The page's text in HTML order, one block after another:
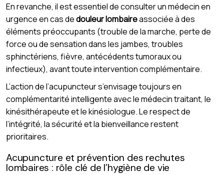
En revanche, il est essentiel de consulter un médecin en
urgence en cas dedouleur lombaireassociée à des
éléments préoccupants (trouble de la marche, perte de
force ou de sensation dans les jambes, troubles
sphinctériens, fièvre, antécédents tumoraux ou
infectieux), avant toute intervention complémentaire.
L’action de l’acupuncteur s’envisage toujours en
complémentarité intelligente avec le médecin traitant, le
kinésithérapeute et le kinésiologue. Le respect de
l’intégrité, la sécurité et la bienveillance restent
prioritaires.
Acupuncture et prévention des rechutes
lombaires : rôle clé de l’hygiène de vie